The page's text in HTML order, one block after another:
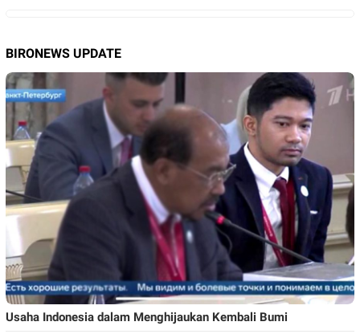
BIRONEWS UPDATE
Usaha Indonesia dalam Menghijaukan Kembali Bumi